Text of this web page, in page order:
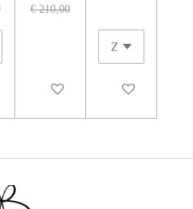
op de hoogte
€ 210,00
In winkelwagen In winkelwagen